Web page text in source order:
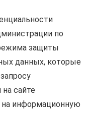
по
защиты
данных, которые
сайте
на информационную